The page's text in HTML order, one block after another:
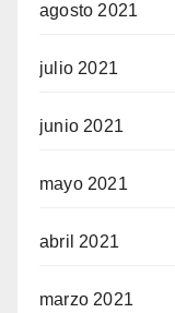
agosto 2021
julio 2021
junio 2021
mayo 2021
abril 2021
marzo 2021